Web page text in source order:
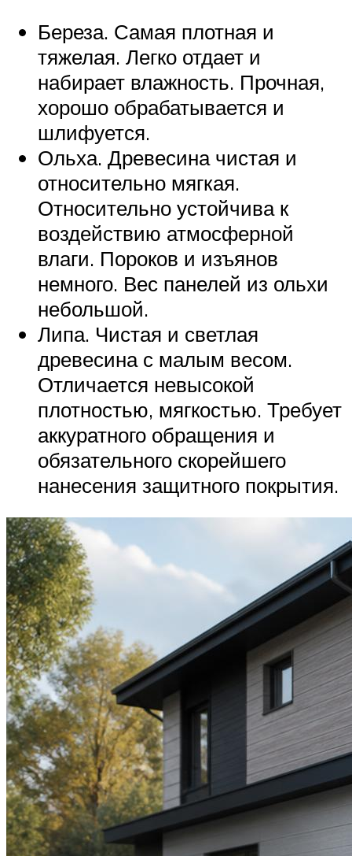
Береза. Самая плотная и
тяжелая. Легко отдает и
набирает влажность. Прочная,
хорошо обрабатывается и
шлифуется.
Ольха. Древесина чистая и
относительно мягкая.
Относительно устойчива к
воздействию атмосферной
влаги. Пороков и изъянов
немного. Вес панелей из ольхи
небольшой.
Липа. Чистая и светлая
древесина с малым весом.
Отличается невысокой
плотностью, мягкостью. Требует
аккуратного обращения и
обязательного скорейшего
нанесения защитного покрытия.